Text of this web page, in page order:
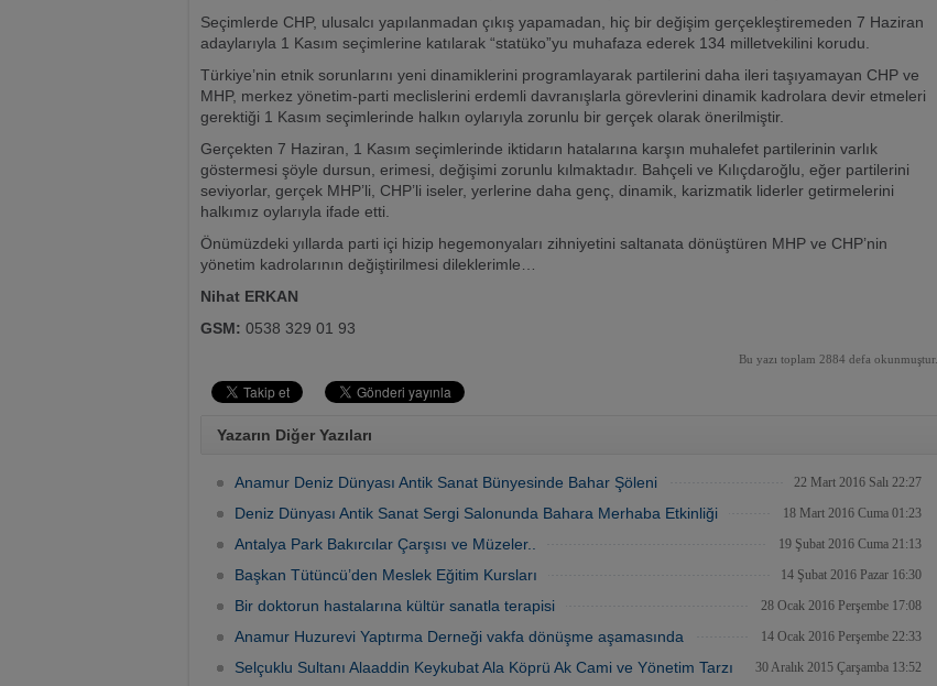
Seçimlerde CHP, ulusalcı yapılanmadan çıkış yapamadan, hiç bir değişim gerçekleştiremeden 7 Haziran
adaylarıyla 1 Kasım seçimlerine katılarak “statüko”yu muhafaza ederek 134 milletvekilini korudu.
Türkiye’nin etnik sorunlarını yeni dinamiklerini programlayarak partilerini daha ileri taşıyamayan CHP ve
MHP, merkez yönetim-parti meclislerini erdemli davranışlarla görevlerini dinamik kadrolara devir etmeleri
gerektiği 1 Kasım seçimlerinde halkın oylarıyla zorunlu bir gerçek olarak önerilmiştir.
Gerçekten 7 Haziran, 1 Kasım seçimlerinde iktidarın hatalarına karşın muhalefet partilerinin varlık
göstermesi şöyle dursun, erimesi, değişimi zorunlu kılmaktadır. Bahçeli ve Kılıçdaroğlu, eğer partilerini
seviyorlar, gerçek MHP’li, CHP’li iseler, yerlerine daha genç, dinamik, karizmatik liderler getirmelerini
halkımız oylarıyla ifade etti.
Önümüzdeki yıllarda parti içi hizip hegemonyaları zihniyetini saltanata dönüştüren MHP ve CHP’nin
yönetim kadrolarının değiştirilmesi dileklerimle…
Nihat ERKAN
GSM: 0538 329 01 93
Bu yazı toplam 2884 defa okunmuştur.
Yazarın Diğer Yazıları
Anamur Deniz Dünyası Antik Sanat Bünyesinde Bahar Şöleni 22 Mart 2016 Salı 22:27
Deniz Dünyası Antik Sanat Sergi Salonunda Bahara Merhaba Etkinliği 18 Mart 2016 Cuma 01:23
Antalya Park Bakırcılar Çarşısı ve Müzeler.. 19 Şubat 2016 Cuma 21:13
Başkan Tütüncü’den Meslek Eğitim Kursları 14 Şubat 2016 Pazar 16:30
Bir doktorun hastalarına kültür sanatla terapisi 28 Ocak 2016 Perşembe 17:08
Anamur Huzurevi Yaptırma Derneği vakfa dönüşme aşamasında 14 Ocak 2016 Perşembe 22:33
Selçuklu Sultanı Alaaddin Keykubat Ala Köprü Ak Cami ve Yönetim Tarzı 30 Aralık 2015 Çarşamba 13:52